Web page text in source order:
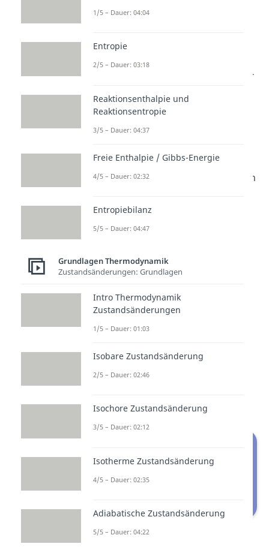
ausdehnt und die Volumenarbeit -
hingegen wirkt auf das Gas von
außen eine Arbeit W. Das Volumen
entstehende Wärme -Q muss
abgeführt werden.
Die bei gleicher Temperatur
verrichtende Arbeit
Kompressionund der
betragsmäßig
sich außerdem um einen
vernachlässigt werden.
Isotherme Kompression
1/5 – Dauer: 04:04
Entropie
2/5 – Dauer: 03:18
Reaktionsenthalpie und
Reaktionsentropie
3/5 – Dauer: 04:37
Freie Enthalpie / Gibbs-Energie
4/5 – Dauer: 02:32
Entropiebilanz
5/5 – Dauer: 04:47
Grundlagen Thermodynamik
Zustandsänderungen: Grundlagen
Intro Thermodynamik
Zustandsänderungen
1/5 – Dauer: 01:03
Isobare Zustandsänderung
2/5 – Dauer: 02:46
Isochore Zustandsänderung
3/5 – Dauer: 02:12
Isotherme Zustandsänderung
4/5 – Dauer: 02:35
Adiabatische Zustandsänderung
5/5 – Dauer: 04:22